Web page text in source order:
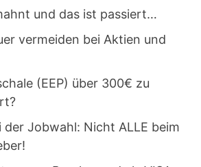
und das ist passiert…
vermeiden bei Aktien und
(EEP) über 300€ zu
der Jobwahl: Nicht ALLE beim